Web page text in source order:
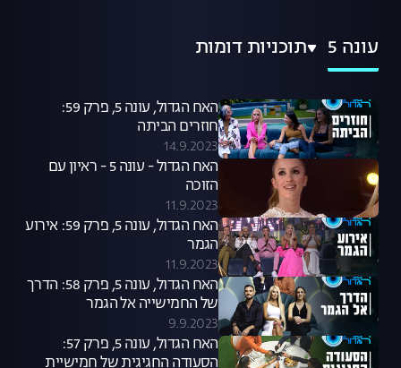
עונה 5 תוכניות דומות
האח הגדול, עונה 5, פרק 59:
חוזרים הביתה
14.9.2023
האח הגדול - עונה 5 - ראיון עם
הזוכה
11.9.2023
האח הגדול, עונה 5, פרק 59: אירוע
הגמר
11.9.2023
האח הגדול, עונה 5, פרק 58: הדרך
של החמישייה אל הגמר
9.9.2023
האח הגדול, עונה 5, פרק 57:
הסעודה החגיגית של חמישיית